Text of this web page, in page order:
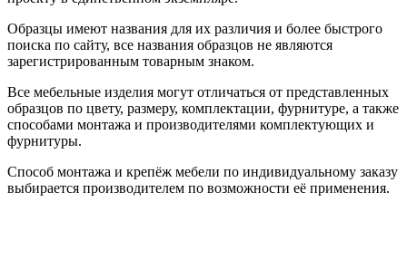
Образцы имеют названия для их различия и более быстрого
поиска по сайту, все названия образцов не являются
зарегистрированным товарным знаком.
Все мебельные изделия могут отличаться от представленных
образцов по цвету, размеру, комплектации, фурнитуре, а также
способами монтажа и производителями комплектующих и
фурнитуры.
Способ монтажа и крепёж мебели по индивидуальному заказу
выбирается производителем по возможности её применения.